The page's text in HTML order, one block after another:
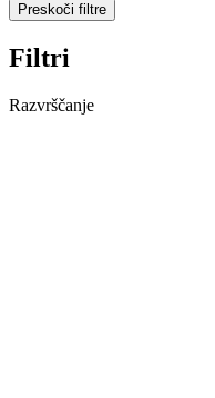
Preskoči filtre
Filtri
Razvrščanje